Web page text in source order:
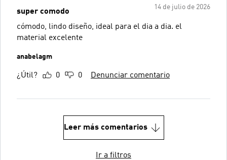
14 de julio de 2026
super comodo
cómodo, lindo diseño, ideal para el dia a dia. el
material excelente
anabelagm
¿Útil? 0 0 Denunciar comentario
Leer más comentarios
Ir a filtros